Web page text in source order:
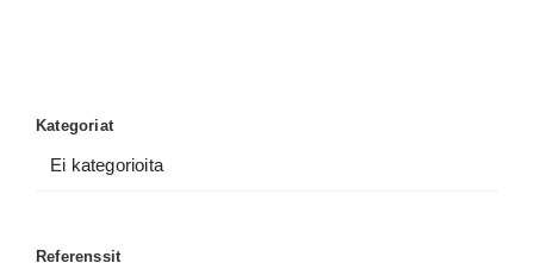
Kategoriat
Ei kategorioita
Referenssit